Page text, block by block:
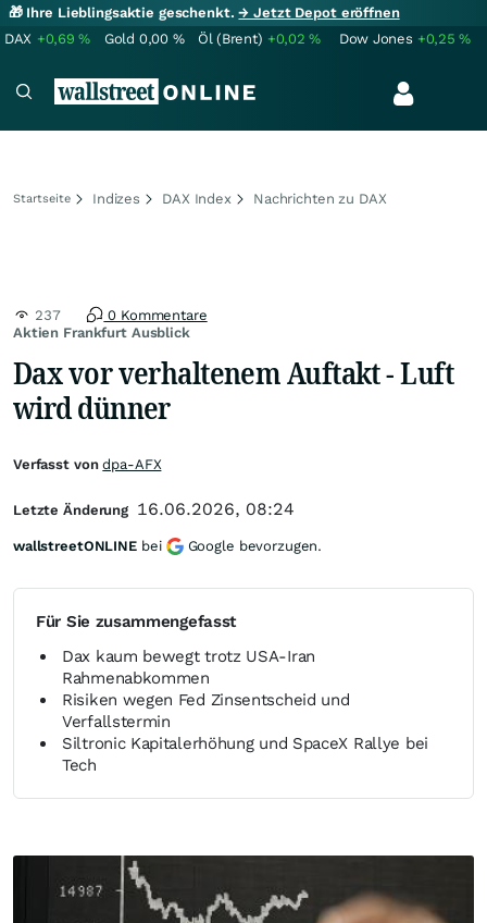
🎁 Ihre Lieblingsaktie geschenkt.→ Jetzt Depot eröffnen
DAX +0,69% Gold 0,00 % Öl (Brent) +0,02% Dow Jones +0,25%
Startseite Indizes DAX Index Nachrichten zu DAX
Aktien Frankfurt Ausblick
237 0 Kommentare
Dax vor verhaltenem Auftakt - Luft
wird dünner
Für Sie zusammengefasst
Dax kaum bewegt trotz USA‑Iran
Rahmenabkommen
Risiken wegen Fed Zinsentscheid und
Verfallstermin
Siltronic Kapitalerhöhung und SpaceX Rallye bei
Tech
Verfasst vondpa-AFX
Letzte Änderung 16.06.2026, 08:24
wallstreetONLINE bei Google bevorzugen.